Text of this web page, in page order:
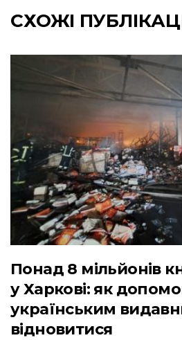
СХОЖІ
Понад 8 мільйонів
у Харкові: як
українським
відновитися